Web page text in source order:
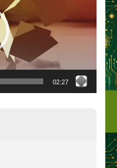
02:27